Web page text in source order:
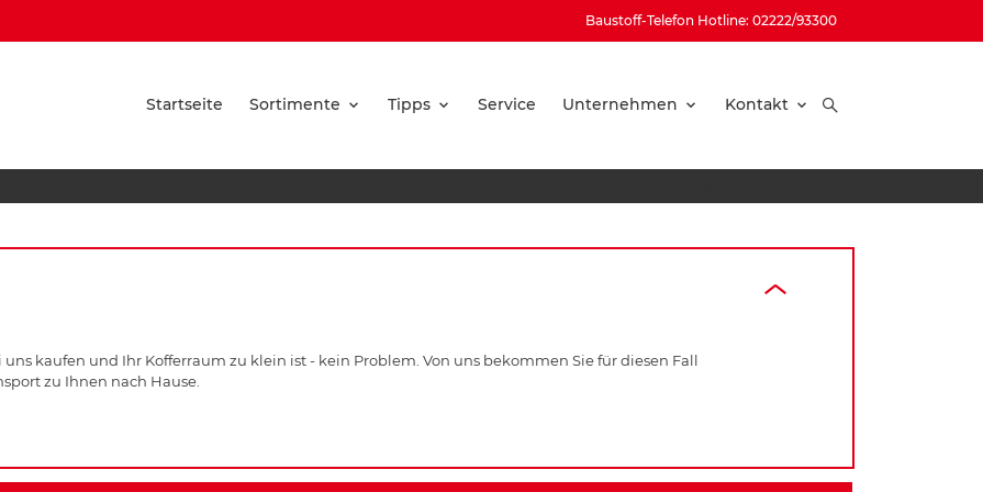
Baustoff-Telefon Hotline: 02222/93300
Startseite Sortimente Tipps Service Unternehmen Kontakt
kaufen und Ihr Kofferraum zu klein ist - kein Problem. Von uns bekommen Sie für diesen Fall
zu Ihnen nach Hause.